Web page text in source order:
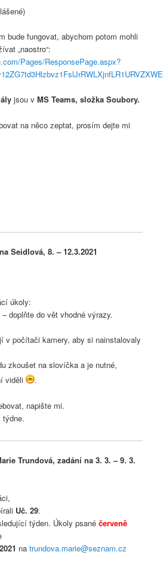
bude fungovat, abychom potom mohli
„naostro“:
Pages/ResponsePage.aspx?
jsou v MS Teams, složka Soubory.
na něco zeptat, prosím dejte mi
Seidlová, 8. – 12.3.2021
úkoly:
doplňte do vět vhodné výrazy.
v počítači kamery, aby si nainstalovaly
zkoušet na slovíčka a je nutné,
viděli
.
napište mi.
týdne.
Trundová, zadání na 3. 3. – 9. 3.
Uč. 29.
týden. Úkoly psanéčerveně
natrundova.marie@seznam.cz